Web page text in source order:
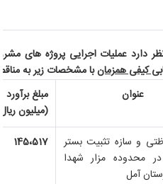
دارد عملیات اجرایی پروژه های
کیفی همزمانبا مشخصات زیر به
عنوان
مبلغ برآورد
(میلیون ریال)
و سازه تثبیت بستر
محدوده مزار شهدا
آمل
145،517